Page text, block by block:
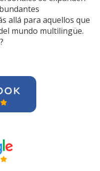
allá para aquellos que
mundo multilingüe.